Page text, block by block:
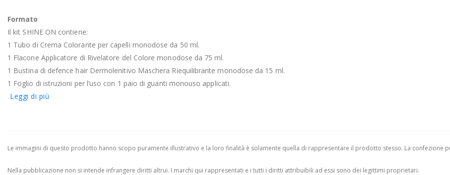
Formato
Il kit SHINE ON contiene:
1 Tubo di Crema Colorante per capelli monodose da 50 ml.
1 Flacone Applicatore di Rivelatore del Colore monodose da 75 ml.
1 Bustina di defence hair Dermolenitivo Maschera Riequilibrante monodose da 15 ml.
1 Foglio di istruzioni per l’uso con 1 paio di guanti monouso applicati.
Leggi di più
Le immagini di questo prodotto hanno scopo puramente illustrativo e la loro finalità è solamente quella di rappresentare il prodotto stesso. La confezione
Nella pubblicazione non si intende infrangere diritti altrui. I marchi qui rappresentati e i tutti i diritti attribuibili ad essi sono dei legittimi proprietari.